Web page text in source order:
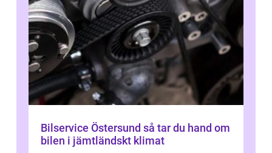
Bilservice Östersund så tar du hand om
bilen i jämtländskt klimat